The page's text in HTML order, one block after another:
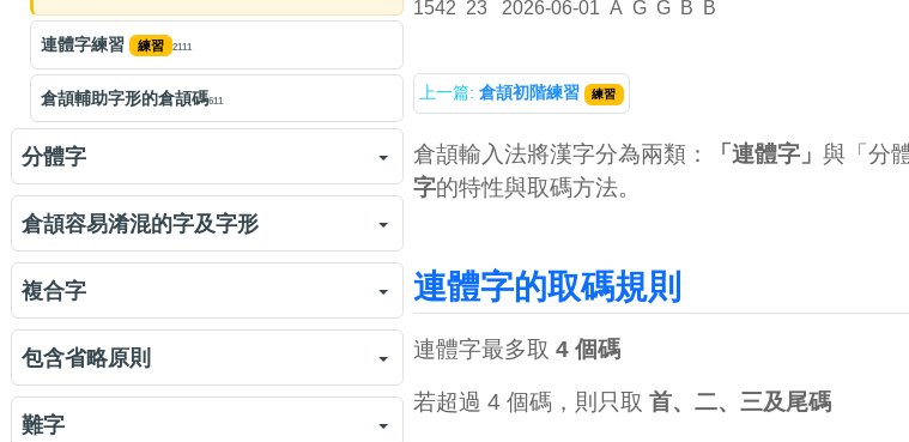
倉頡練習：竹戈十大中一弓
倉頡字母「人心手口」
倉頡練習：人心手口
倉頡字母「尸廿山女田卜」1667
倉頡「難」鍵
倉頡字母及輔助字形練習
連體字練習 練習 2111
倉頡輔助字形的倉頡碼611
分體字
分體字 888
字首
字身
分體字練習
特別字首
倉頡容易淆混的字及字形
倉頡字形 vs 香港小學字形
倉頡裏一些容易混淆的字形
複合字
複合字709
複合字練習 練習
包含省略原則
包含省略原則
難字
1542 23 2026-06-01 A G G B
B
上一篇: 倉頡初階練習 練習
倉頡輸入法將漢字分為兩類： 「連體字」 與「分
字的特性與取碼方法。
連體字的取碼規則
連體字最多取 4 個碼
若超過 4 個碼，則只取 首、二、三及尾碼